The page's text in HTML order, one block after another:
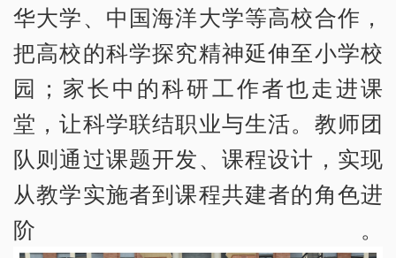
华大学、中国海洋大学等高校合作，
把高校的科学探究精神延伸至小学校
园；家长中的科研工作者也走进课
堂，让科学联结职业与生活。教师团
队则通过课题开发、课程设计，实现
从教学实施者到课程共建者的角色进
阶。